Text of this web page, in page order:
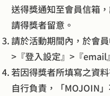
送得獎通知至會員信箱
請得獎者留意。
請於活動期間內，於會
>『登入設定』>『email
若因得獎者所填寫之資
自行負責，「MOJOIN